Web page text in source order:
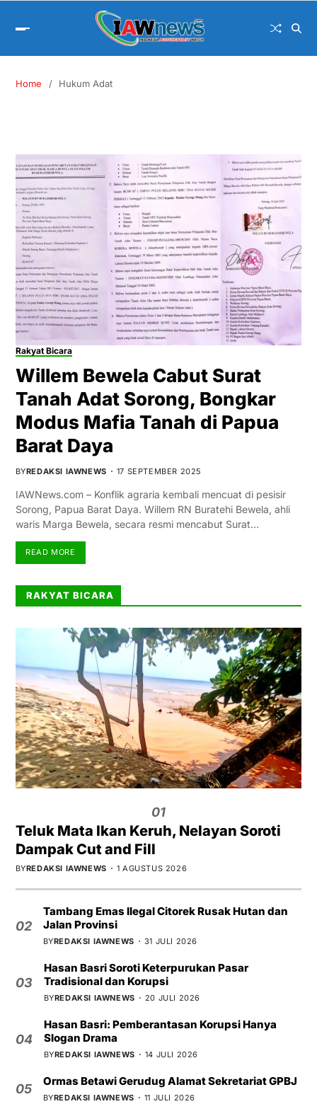
Home Hukum Adat
Rakyat Bicara
Willem Bewela Cabut Surat
Tanah Adat Sorong, Bongkar
Modus Mafia Tanah di Papua
Barat Daya
BYREDAKSI IAWNEWS 17 SEPTEMBER 2025
IAWNews.com – Konflik agraria kembali mencuat di pesisir
Sorong, Papua Barat Daya. Willem RN Buratehi Bewela, ahli
waris Marga Bewela, secara resmi mencabut Surat…
READ MORE
RAKYAT BICARA
01
Teluk Mata Ikan Keruh, Nelayan Soroti
Dampak Cut and Fill
BYREDAKSI IAWNEWS 1 AGUSTUS 2026
02
Tambang Emas Ilegal Citorek Rusak Hutan dan
Jalan Provinsi
BYREDAKSI IAWNEWS 31 JULI 2026
03
Hasan Basri Soroti Keterpurukan Pasar
Tradisional dan Korupsi
BYREDAKSI IAWNEWS 20 JULI 2026
04
Hasan Basri: Pemberantasan Korupsi Hanya
Slogan Drama
BYREDAKSI IAWNEWS 14 JULI 2026
05
Ormas Betawi Gerudug Alamat Sekretariat GPBJ
BYREDAKSI IAWNEWS 11 JULI 2026